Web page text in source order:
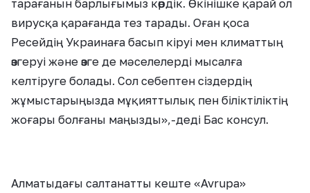
тарағанын барлығымыз көрдік. Өкінішке қарай ол
вирусқа қарағанда тез тарады. Оған қоса
Ресейдің Украинаға басып кіруі мен климаттың
өзгеруі және өзге де мәселелерді мысалға
келтіруге болады. Сол себептен сіздердің
жұмыстарыңызда мұқияттылық пен біліктіліктің
жоғары болғаны маңызды»,-деді Бас консул.
Алматыдағы салтанатты кеште «Avrupa»